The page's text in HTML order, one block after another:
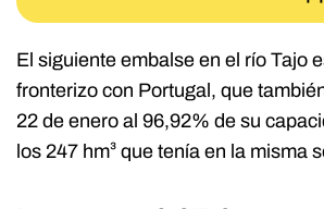
El siguiente embalse en el río Tajo
fronterizo con Portugal, que
22 de enero al 96,92% de su
los 247 hm³ que tenía en la misma